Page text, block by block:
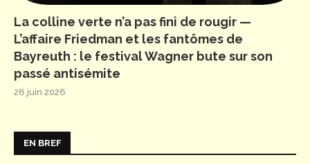
La colline verte n’a pas fini de rougir —
L’affaire Friedman et les fantômes de
Bayreuth : le festival Wagner bute sur son
passé antisémite
26 juin 2026
EN BREF